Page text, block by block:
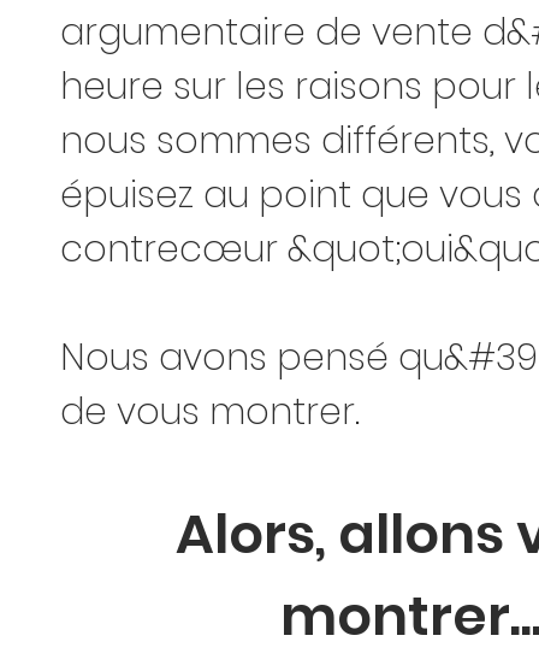
argumentaire de vente
heure sur les raisons pour
nous sommes différents,
épuisez au point que vous
contrecœur
Nous avons pensé
de vous montrer.
Alors, allons